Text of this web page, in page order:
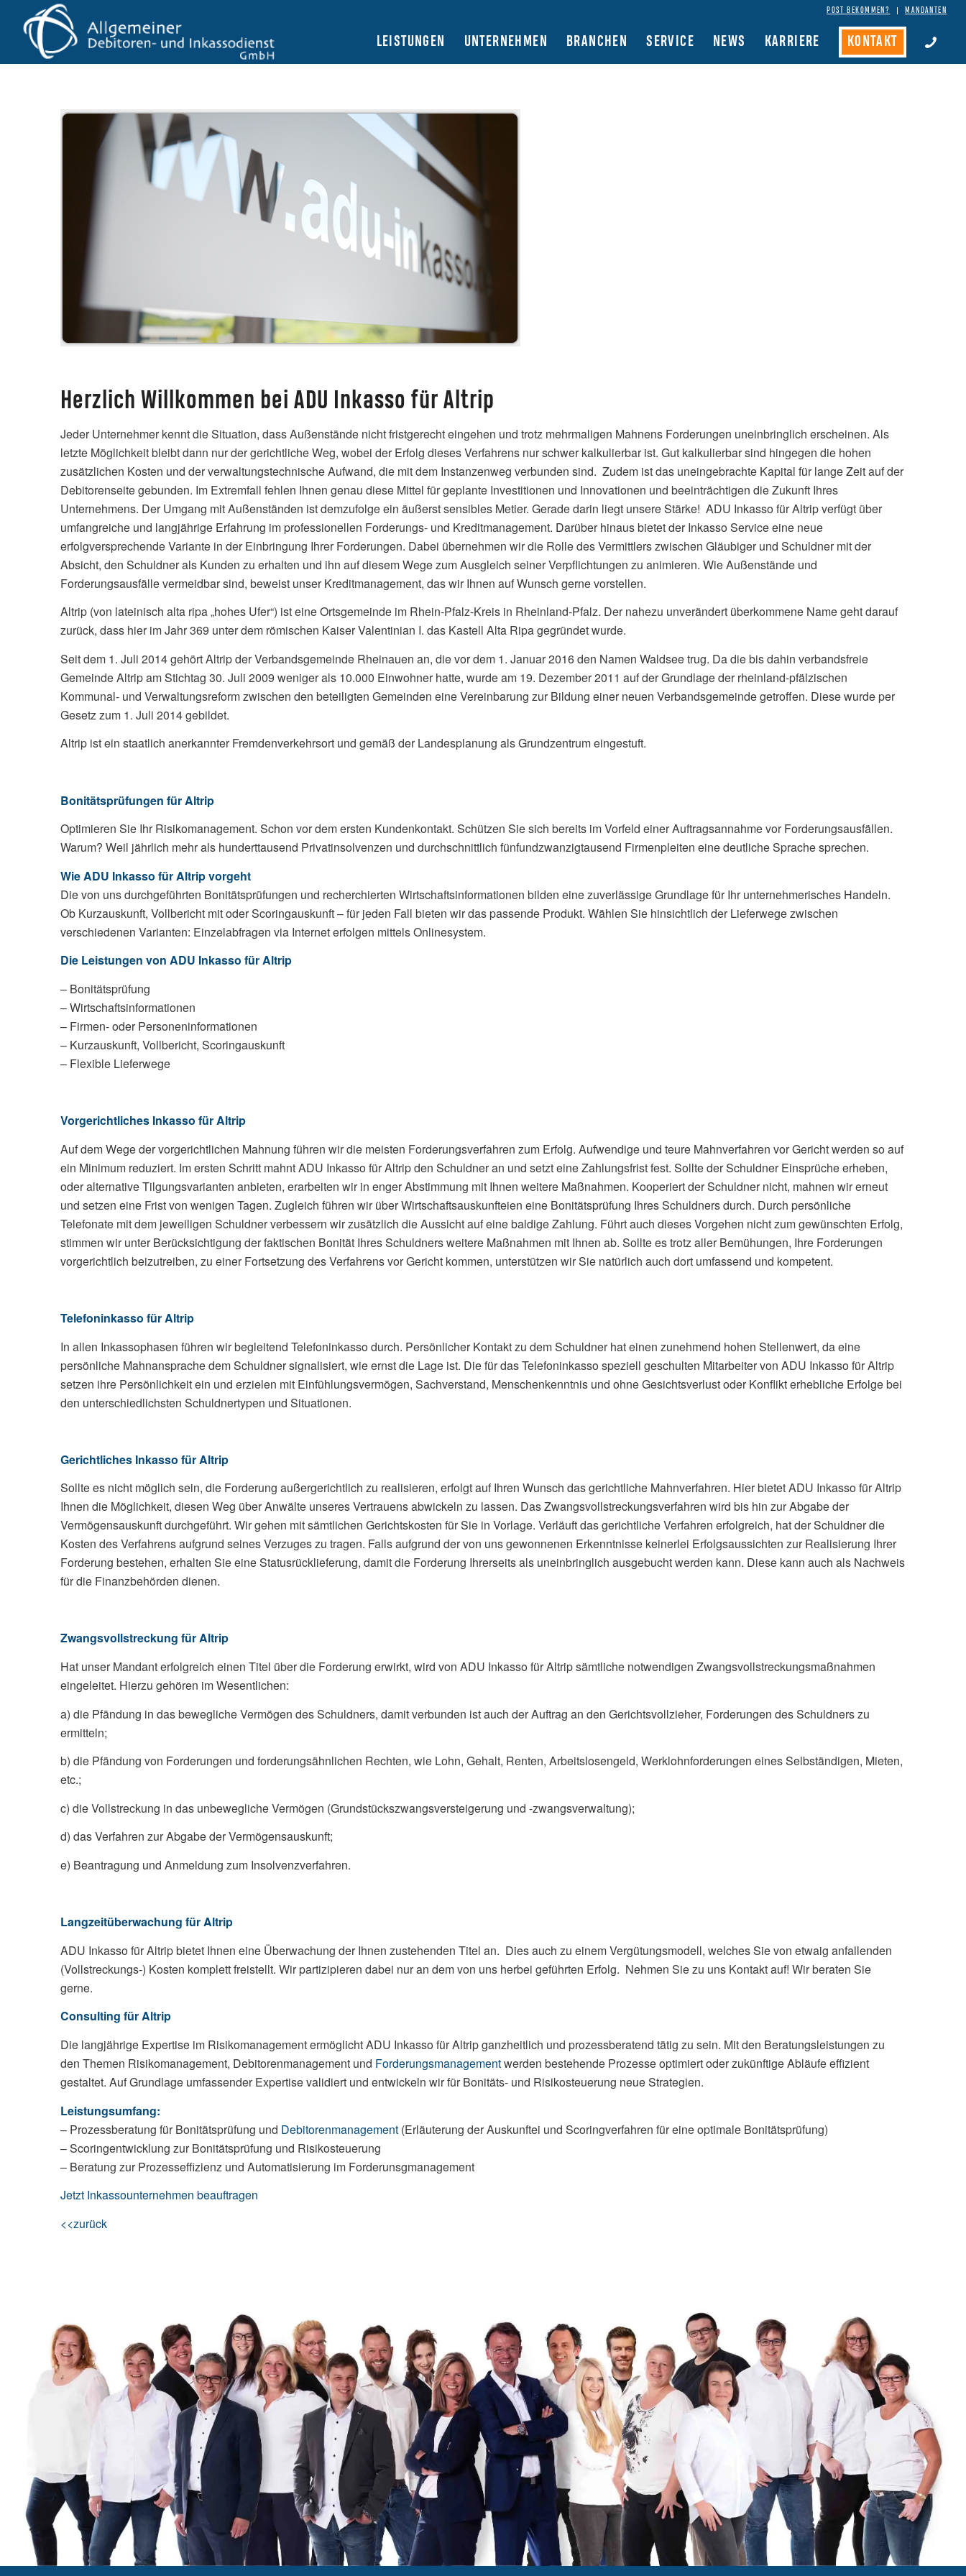
POST BEKOMMEN? MANDANTEN
LEISTUNGEN UNTERNEHMEN BRANCHEN SERVICE NEWS KARRIERE KONTAKT
Herzlich Willkommen bei ADU Inkasso für Altrip
Jeder Unternehmer kennt die Situation, dass Außenstände nicht fristgerecht eingehen und trotz mehrmaligen Mahnens Forderungen uneinbringlich erscheinen. Als
letzte Möglichkeit bleibt dann nur der gerichtliche Weg, wobei der Erfolg dieses Verfahrens nur schwer kalkulierbar ist. Gut kalkulierbar sind hingegen die hohen
zusätzlichen Kosten und der verwaltungstechnische Aufwand, die mit dem Instanzenweg verbunden sind. Zudem ist das uneingebrachte Kapital für lange Zeit auf der
Debitorenseite gebunden. Im Extremfall fehlen Ihnen genau diese Mittel für geplante Investitionen und Innovationen und beeinträchtigen die Zukunft Ihres
Unternehmens. Der Umgang mit Außenständen ist demzufolge ein äußerst sensibles Metier. Gerade darin liegt unsere Stärke! ADU Inkasso für Altrip verfügt über
umfangreiche und langjährige Erfahrung im professionellen Forderungs- und Kreditmanagement. Darüber hinaus bietet der Inkasso Service eine neue
erfolgversprechende Variante in der Einbringung Ihrer Forderungen. Dabei übernehmen wir die Rolle des Vermittlers zwischen Gläubiger und Schuldner mit der
Absicht, den Schuldner als Kunden zu erhalten und ihn auf diesem Wege zum Ausgleich seiner Verpflichtungen zu animieren. Wie Außenstände und
Forderungsausfälle vermeidbar sind, beweist unser Kreditmanagement, das wir Ihnen auf Wunsch gerne vorstellen.
Altrip (von lateinisch alta ripa „hohes Ufer“) ist eine Ortsgemeinde im Rhein-Pfalz-Kreis in Rheinland-Pfalz. Der nahezu unverändert überkommene Name geht darauf
zurück, dass hier im Jahr 369 unter dem römischen Kaiser Valentinian I. das Kastell Alta Ripa gegründet wurde.
Seit dem 1. Juli 2014 gehört Altrip der Verbandsgemeinde Rheinauen an, die vor dem 1. Januar 2016 den Namen Waldsee trug. Da die bis dahin verbandsfreie
Gemeinde Altrip am Stichtag 30. Juli 2009 weniger als 10.000 Einwohner hatte, wurde am 19. Dezember 2011 auf der Grundlage der rheinland-pfälzischen
Kommunal- und Verwaltungsreform zwischen den beteiligten Gemeinden eine Vereinbarung zur Bildung einer neuen Verbandsgemeinde getroffen. Diese wurde per
Gesetz zum 1. Juli 2014 gebildet.
Altrip ist ein staatlich anerkannter Fremdenverkehrsort und gemäß der Landesplanung als Grundzentrum eingestuft.
Bonitätsprüfungen für Altrip
Optimieren Sie Ihr Risikomanagement. Schon vor dem ersten Kundenkontakt. Schützen Sie sich bereits im Vorfeld einer Auftragsannahme vor Forderungsausfällen.
Warum? Weil jährlich mehr als hunderttausend Privatinsolvenzen und durchschnittlich fünfundzwanzigtausend Firmenpleiten eine deutliche Sprache sprechen.
Wie ADU Inkasso für Altrip vorgeht
Die von uns durchgeführten Bonitätsprüfungen und recherchierten Wirtschaftsinformationen bilden eine zuverlässige Grundlage für Ihr unternehmerisches Handeln.
Ob Kurzauskunft, Vollbericht mit oder Scoringauskunft – für jeden Fall bieten wir das passende Produkt. Wählen Sie hinsichtlich der Lieferwege zwischen
verschiedenen Varianten: Einzelabfragen via Internet erfolgen mittels Onlinesystem.
Die Leistungen von ADU Inkasso für Altrip
– Bonitätsprüfung
– Wirtschaftsinformationen
– Firmen- oder Personeninformationen
– Kurzauskunft, Vollbericht, Scoringauskunft
– Flexible Lieferwege
Vorgerichtliches Inkasso für Altrip
Auf dem Wege der vorgerichtlichen Mahnung führen wir die meisten Forderungsverfahren zum Erfolg. Aufwendige und teure Mahnverfahren vor Gericht werden so auf
ein Minimum reduziert. Im ersten Schritt mahnt ADU Inkasso für Altrip den Schuldner an und setzt eine Zahlungsfrist fest. Sollte der Schuldner Einsprüche erheben,
oder alternative Tilgungsvarianten anbieten, erarbeiten wir in enger Abstimmung mit Ihnen weitere Maßnahmen. Kooperiert der Schuldner nicht, mahnen wir erneut
und setzen eine Frist von wenigen Tagen. Zugleich führen wir über Wirtschaftsauskunfteien eine Bonitätsprüfung Ihres Schuldners durch. Durch persönliche
Telefonate mit dem jeweiligen Schuldner verbessern wir zusätzlich die Aussicht auf eine baldige Zahlung. Führt auch dieses Vorgehen nicht zum gewünschten Erfolg,
stimmen wir unter Berücksichtigung der faktischen Bonität Ihres Schuldners weitere Maßnahmen mit Ihnen ab. Sollte es trotz aller Bemühungen, Ihre Forderungen
vorgerichtlich beizutreiben, zu einer Fortsetzung des Verfahrens vor Gericht kommen, unterstützen wir Sie natürlich auch dort umfassend und kompetent.
Telefoninkasso für Altrip
In allen Inkassophasen führen wir begleitend Telefoninkasso durch. Persönlicher Kontakt zu dem Schuldner hat einen zunehmend hohen Stellenwert, da eine
persönliche Mahnansprache dem Schuldner signalisiert, wie ernst die Lage ist. Die für das Telefoninkasso speziell geschulten Mitarbeiter von ADU Inkasso für Altrip
setzen ihre Persönlichkeit ein und erzielen mit Einfühlungsvermögen, Sachverstand, Menschenkenntnis und ohne Gesichtsverlust oder Konflikt erhebliche Erfolge bei
den unterschiedlichsten Schuldnertypen und Situationen.
Gerichtliches Inkasso für Altrip
Sollte es nicht möglich sein, die Forderung außergerichtlich zu realisieren, erfolgt auf Ihren Wunsch das gerichtliche Mahnverfahren. Hier bietet ADU Inkasso für Altrip
Ihnen die Möglichkeit, diesen Weg über Anwälte unseres Vertrauens abwickeln zu lassen. Das Zwangsvollstreckungsverfahren wird bis hin zur Abgabe der
Vermögensauskunft durchgeführt. Wir gehen mit sämtlichen Gerichtskosten für Sie in Vorlage. Verläuft das gerichtliche Verfahren erfolgreich, hat der Schuldner die
Kosten des Verfahrens aufgrund seines Verzuges zu tragen. Falls aufgrund der von uns gewonnenen Erkenntnisse keinerlei Erfolgsaussichten zur Realisierung Ihrer
Forderung bestehen, erhalten Sie eine Statusrücklieferung, damit die Forderung Ihrerseits als uneinbringlich ausgebucht werden kann. Diese kann auch als Nachweis
für die Finanzbehörden dienen.
Zwangsvollstreckung für Altrip
Hat unser Mandant erfolgreich einen Titel über die Forderung erwirkt, wird von ADU Inkasso für Altrip sämtliche notwendigen Zwangsvollstreckungsmaßnahmen
eingeleitet. Hierzu gehören im Wesentlichen:
a) die Pfändung in das bewegliche Vermögen des Schuldners, damit verbunden ist auch der Auftrag an den Gerichtsvollzieher, Forderungen des Schuldners zu
ermitteln;
b) die Pfändung von Forderungen und forderungsähnlichen Rechten, wie Lohn, Gehalt, Renten, Arbeitslosengeld, Werklohnforderungen eines Selbständigen, Mieten,
etc.;
c) die Vollstreckung in das unbewegliche Vermögen (Grundstückszwangsversteigerung und -zwangsverwaltung);
d) das Verfahren zur Abgabe der Vermögensauskunft;
e) Beantragung und Anmeldung zum Insolvenzverfahren.
Langzeitüberwachung für Altrip
ADU Inkasso für Altrip bietet Ihnen eine Überwachung der Ihnen zustehenden Titel an. Dies auch zu einem Vergütungsmodell, welches Sie von etwaig anfallenden
(Vollstreckungs-) Kosten komplett freistellt. Wir partizipieren dabei nur an dem von uns herbei geführten Erfolg. Nehmen Sie zu uns Kontakt auf! Wir beraten Sie
gerne.
Consulting für Altrip
Die langjährige Expertise im Risikomanagement ermöglicht ADU Inkasso für Altrip ganzheitlich und prozessberatend tätig zu sein. Mit den Beratungsleistungen zu
den Themen Risikomanagement, Debitorenmanagement und Forderungsmanagementwerden bestehende Prozesse optimiert oder zukünftige Abläufe effizient
gestaltet. Auf Grundlage umfassender Expertise validiert und entwickeln wir für Bonitäts- und Risikosteuerung neue Strategien.
Leistungsumfang:
– Prozessberatung für Bonitätsprüfung und Debitorenmanagement(Erläuterung der Auskunftei und Scoringverfahren für eine optimale Bonitätsprüfung)
– Scoringentwicklung zur Bonitätsprüfung und Risikosteuerung
– Beratung zur Prozesseffizienz und Automatisierung im Forderunsgmanagement
Jetzt Inkassounternehmen beauftragen
<<zurück